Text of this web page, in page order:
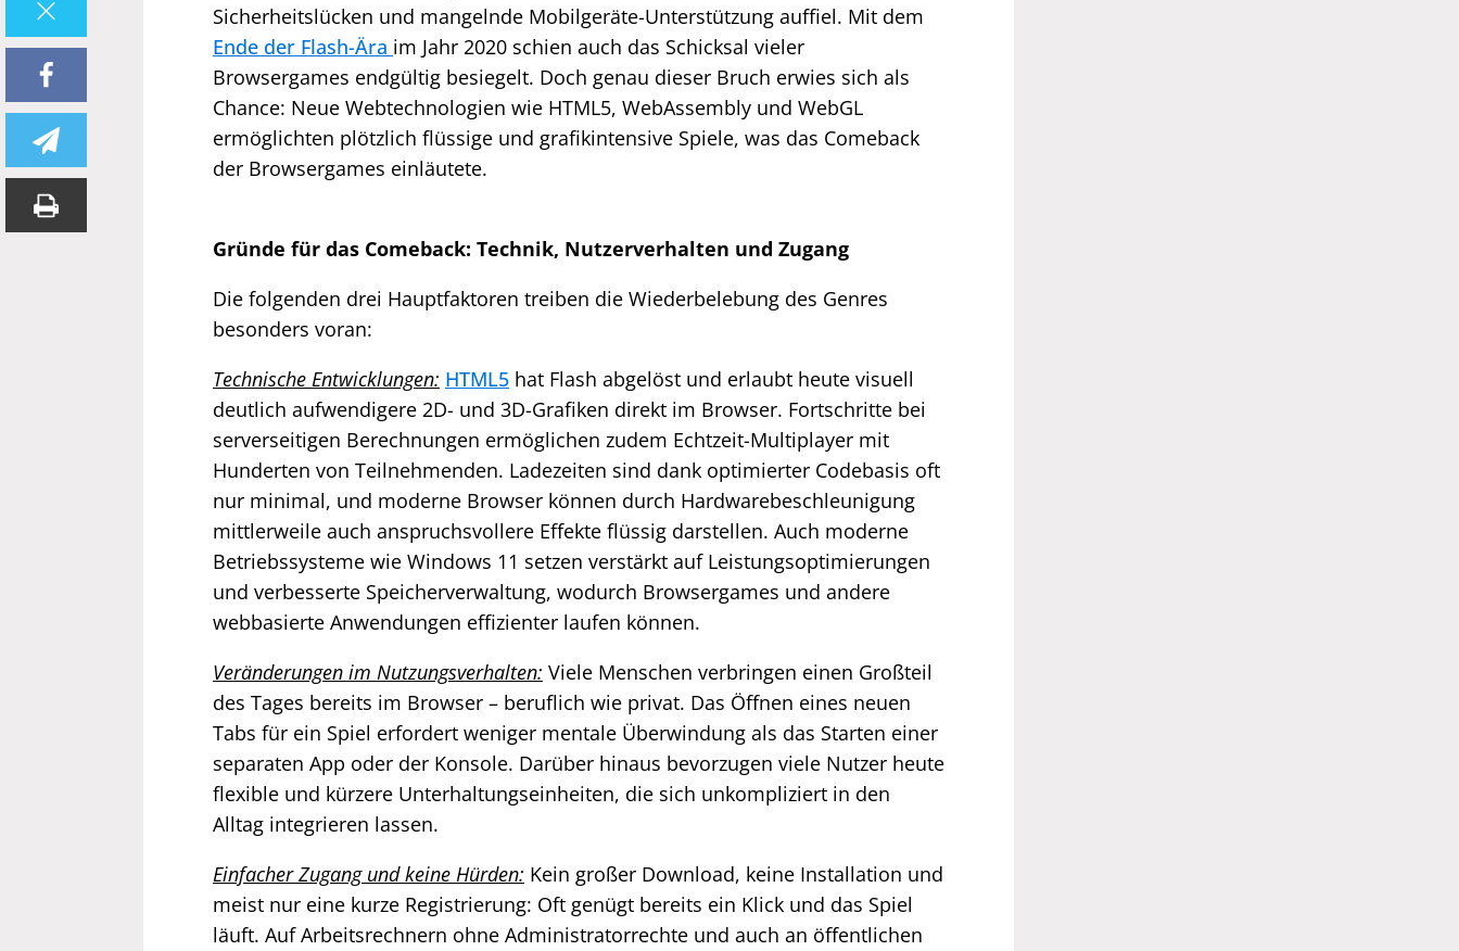
Sicherheitslücken und mangelnde Mobilgeräte-Unterstützung auffiel. Mit dem
Ende der Flash-Ära im Jahr 2020 schien auch das Schicksal vieler
Browsergames endgültig besiegelt. Doch genau dieser Bruch erwies sich als
Chance: Neue Webtechnologien wie HTML5, WebAssembly und WebGL
ermöglichten plötzlich flüssige und grafikintensive Spiele, was das Comeback
der Browsergames einläutete.
Gründe für das Comeback: Technik, Nutzerverhalten und Zugang
Die folgenden drei Hauptfaktoren treiben die Wiederbelebung des Genres
besonders voran:
Technische Entwicklungen: HTML5 hat Flash abgelöst und erlaubt heute visuell
deutlich aufwendigere 2D- und 3D-Grafiken direkt im Browser. Fortschritte bei
serverseitigen Berechnungen ermöglichen zudem Echtzeit-Multiplayer mit
Hunderten von Teilnehmenden. Ladezeiten sind dank optimierter Codebasis oft
nur minimal, und moderne Browser können durch Hardwarebeschleunigung
mittlerweile auch anspruchsvollere Effekte flüssig darstellen. Auch moderne
Betriebssysteme wie Windows 11 setzen verstärkt auf Leistungsoptimierungen
und verbesserte Speicherverwaltung, wodurch Browsergames und andere
webbasierte Anwendungen effizienter laufen können.
Veränderungen im Nutzungsverhalten: Viele Menschen verbringen einen Großteil
des Tages bereits im Browser – beruflich wie privat. Das Öffnen eines neuen
Tabs für ein Spiel erfordert weniger mentale Überwindung als das Starten einer
separaten App oder der Konsole. Darüber hinaus bevorzugen viele Nutzer heute
flexible und kürzere Unterhaltungseinheiten, die sich unkompliziert in den
Alltag integrieren lassen.
Einfacher Zugang und keine Hürden: Kein großer Download, keine Installation und
meist nur eine kurze Registrierung: Oft genügt bereits ein Klick und das Spiel
läuft. Auf Arbeitsrechnern ohne Administratorrechte und auch an öffentlichen